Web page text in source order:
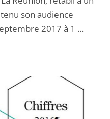
son audience
2017 à 1 ...